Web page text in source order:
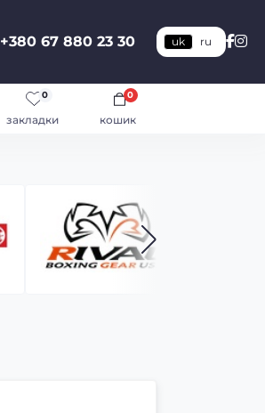
+380 67 880 23 30 uk ru
закладки
0
кошик
0